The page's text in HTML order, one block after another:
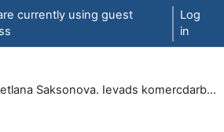
currently using guest
Log
in
Svetlana Saksonova. Ievads komercdarbība (e-grāmata)